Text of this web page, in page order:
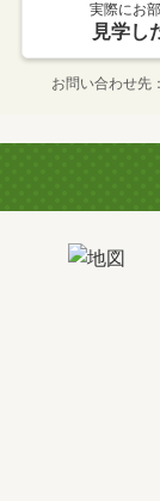
実際にお
見学し
お問い合わせ先